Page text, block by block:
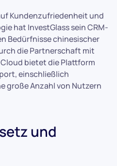
Kundenzufriedenheit und
hat InvestGlass sein CRM-
Bedürfnisse chinesischer
die Partnerschaft mit
bietet die Plattform
einschließlich
große Anzahl von Nutzern
und